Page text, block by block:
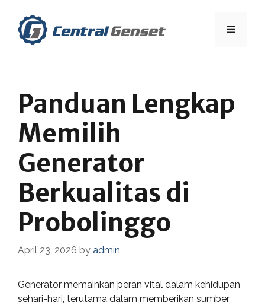
content
Menu
Panduan Lengkap
Memilih
Generator
Berkualitas di
Probolinggo
April 23, 2026 by admin
Generator memainkan peran vital dalam kehidupan
sehari-hari, terutama dalam memberikan sumber